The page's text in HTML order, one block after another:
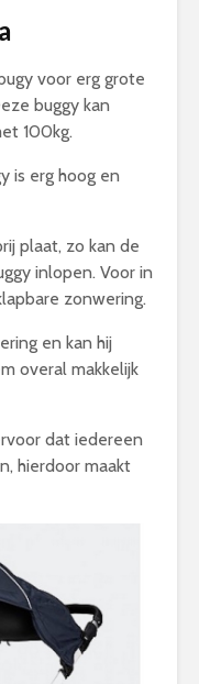
voor erg grote
buggy kan
100kg.
is erg hoog en
plaat, zo kan de
inlopen. Voor in
zonwering.
en kan hij
overal makkelijk
dat iedereen
hierdoor maakt